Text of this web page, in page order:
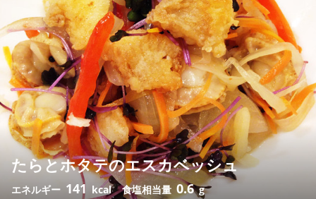
たらとホタテのエスカベッシュ
エネルギー 141 kcal 食塩相当量 0.6 g